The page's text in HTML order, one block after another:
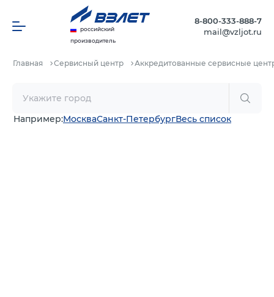
российский
производитель
8-800-333-888-7
mail@vzljot.ru
Главная Сервисный центр Аккредитованные сервисные
Например:МоскваСанкт-ПетербургВесь список